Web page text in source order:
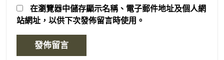
在瀏覽器中儲存顯示名稱、電子郵件地址及個人網
站網址，以供下次發佈留言時使用。